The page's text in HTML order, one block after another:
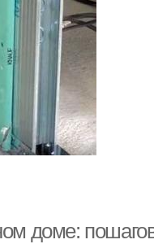
доме: